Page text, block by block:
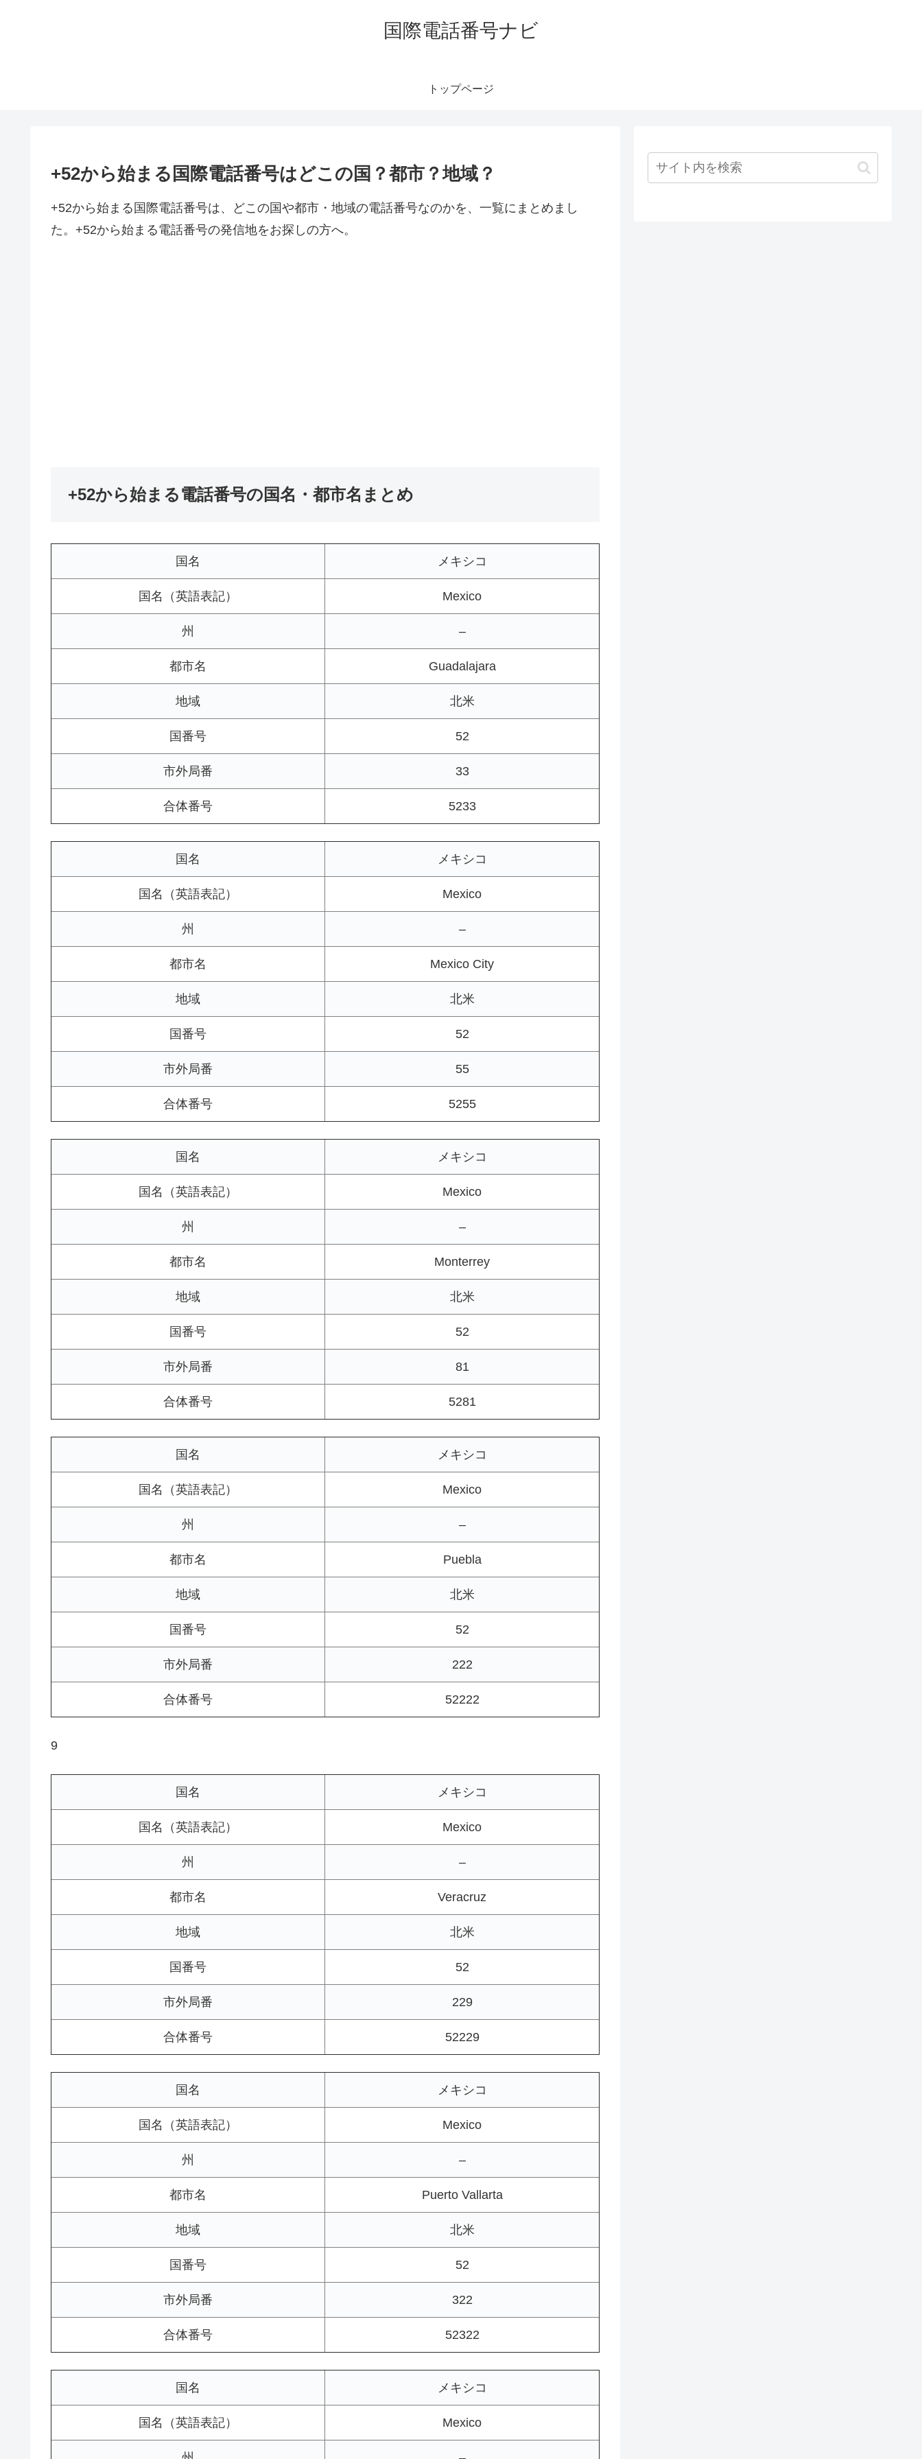
国際電話番号ナビ
トップページ
+52から始まる国際電話番号はどこの国？都市？地域？
+52から始まる国際電話番号は、どこの国や都市・地域の電話番号なのかを、一覧にまとめまし
た。+52から始まる電話番号の発信地をお探しの方へ。
+52から始まる電話番号の国名・都市名まとめ
国名 メキシコ
国名（英語表記） Mexico
州 –
都市名 Guadalajara
地域 北米
国番号 52
市外局番 33
合体番号 5233
国名 メキシコ
国名（英語表記） Mexico
州 –
都市名 Mexico City
地域 北米
国番号 52
市外局番 55
合体番号 5255
国名 メキシコ
国名（英語表記） Mexico
州 –
都市名 Monterrey
地域 北米
国番号 52
市外局番 81
合体番号 5281
国名 メキシコ
国名（英語表記） Mexico
州 –
都市名 Puebla
地域 北米
国番号 52
市外局番 222
合体番号 52222
9
国名 メキシコ
国名（英語表記） Mexico
州 –
都市名 Veracruz
地域 北米
国番号 52
市外局番 229
合体番号 52229
国名 メキシコ
国名（英語表記） Mexico
州 –
都市名 Puerto Vallarta
地域 北米
国番号 52
市外局番 322
合体番号 52322
国名 メキシコ
国名（英語表記） Mexico